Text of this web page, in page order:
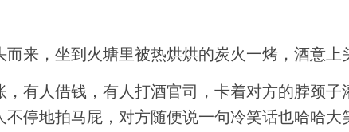
来，坐到火塘里被热烘烘的炭火一烤，酒意上
有人借钱，有人打酒官司，卡着对方的脖颈
停地拍马屁，对方随便说一句冷笑话也哈哈